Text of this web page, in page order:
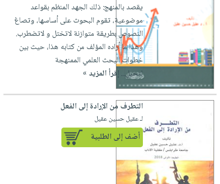
يقصد بالمنهج: ذلك الجهد المنظم بقواعد
موضوعية، تقوم البحوث على أساسها، وتصاغ
النصوص بطريقة متوازنة لاتختل و لاتضطرب.
وهذا ما أراده المؤلف من كتابه هذا، حيث بين
خطوات البحث العلمي الممنهجة
لتحيل...إقرأ المزيد »
التطرف من الإرادة إلى الفعل
لـ عقيل حسين عقيل
أضف إلى الطلبية